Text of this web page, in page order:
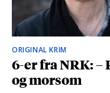
ORIGINAL KRIM
6-er fra NRK: –
og morsom